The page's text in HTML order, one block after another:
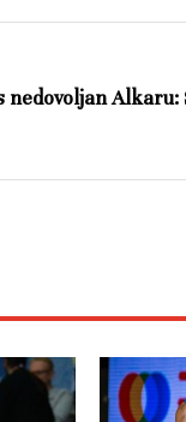
nedovoljan